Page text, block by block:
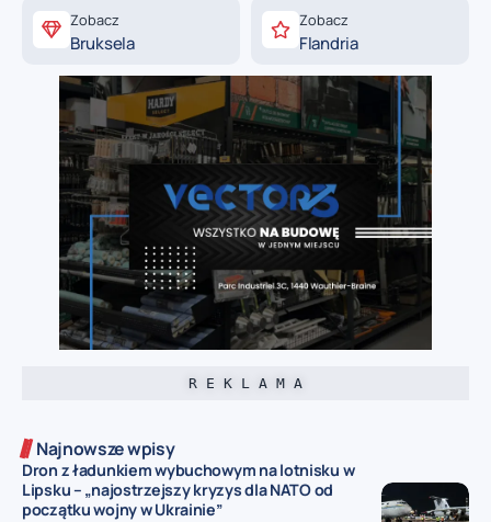
Zobacz
Bruksela
Zobacz
Flandria
R E K L A M A
Najnowsze wpisy
Dron z ładunkiem wybuchowym na lotnisku w
Lipsku – „najostrzejszy kryzys dla NATO od
początku wojny w Ukrainie”